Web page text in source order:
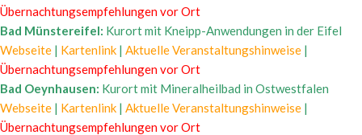
Übernachtungsempfehlungen vor Ort
Bad Münstereifel: Kurort mit Kneipp-Anwendungen in der Eifel
Webseite | Kartenlink | Aktuelle Veranstaltungshinweise |
Übernachtungsempfehlungen vor Ort
Bad Oeynhausen: Kurort mit Mineralheilbad in Ostwestfalen
Webseite | Kartenlink | Aktuelle Veranstaltungshinweise |
Übernachtungsempfehlungen vor Ort